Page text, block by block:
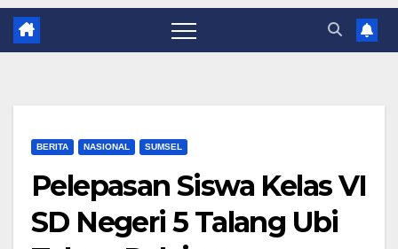
BERITA NASIONAL SUMSEL
Pelepasan Siswa Kelas VI
SD Negeri 5 Talang Ubi